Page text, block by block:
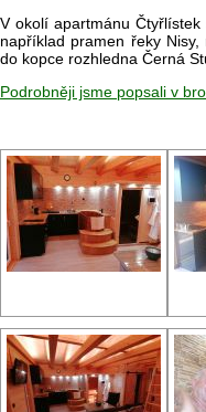
V okolí apartmánu
například pramen řeky
do kopce rozhledna Černá
Podrobněji jsme popsali v